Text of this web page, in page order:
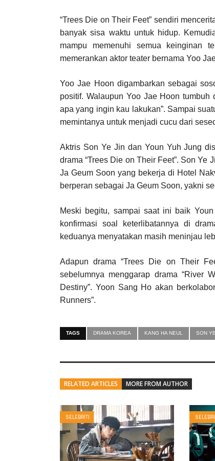
“Trees Die on Their Feet” sendiri
banyak sisa waktu untuk hidup.
mampu memenuhi semua keinginan
memerankan aktor teater bernama Yoo
Yoo Jae Hoon digambarkan sebagai
positif. Walaupun Yoo Jae Hoon
apa yang ingin kau lakukan”. Sampai
memintanya untuk menjadi cucu dari
Aktris Son Ye Jin dan Youn Yuh Jung
drama “Trees Die on Their Feet”. Son Ye
Ja Geum Soon yang bekerja di Hotel
berperan sebagai Ja Geum Soon, yakni
Meski begitu, sampai saat ini baik
konfirmasi soal keterlibatannya di
keduanya menyatakan masih meninjau
Adapun drama “Trees Die on Their
sebelumnya menggarap drama “River
Destiny”. Yoon Sang Ho akan
Runners”.
TAGS DRAMA KOREA KANG HA NEUL SON
RELATED ARTICLES MORE FROM AUTHOR
SELEBRITI